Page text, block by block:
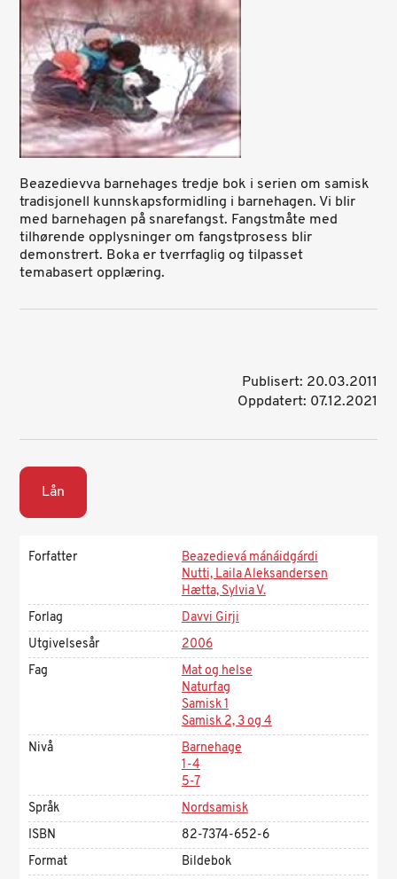
Beazedievva barnehages tredje bok i serien om samisk
tradisjonell kunnskapsformidling i barnehagen. Vi blir
med barnehagen på snarefangst. Fangstmåte med
tilhørende opplysninger om fangstprosess blir
demonstrert. Boka er tverrfaglig og tilpasset
temabasert opplæring.
Publisert: 20.03.2011
Oppdatert: 07.12.2021
Lån
Forfatter
Beazedievá mánáidgárdi
Nutti, Laila Aleksandersen
Hætta, Sylvia V.
Forlag
Davvi Girji
Utgivelsesår
2006
Fag
Mat og helse
Naturfag
Samisk 1
Samisk 2, 3 og 4
Nivå
Barnehage
1-4
5-7
Språk
Nordsamisk
ISBN
82-7374-652-6
Format
Bildebok